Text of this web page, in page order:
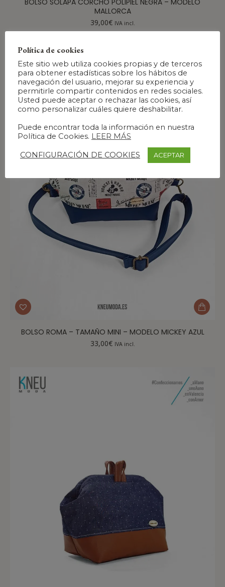
MALLORCA
39,00€ IVA incl.
BOLSO ROMA – TAMAÑO MINI – MODELO MICKEY AZUL
33,00€ IVA incl.
Política de cookies
Este sitio web utiliza cookies propias y de terceros
para obtener estadísticas sobre los hábitos de
navegación del usuario, mejorar su experiencia y
permitirle compartir contenidos en redes sociales.
Usted puede aceptar o rechazar las cookies, así
como personalizar cuáles quiere deshabilitar.
Puede encontrar toda la información en nuestra
Política de Cookies. LEER MÁS
CONFIGURACIÓN DE COOKIES ACEPTAR